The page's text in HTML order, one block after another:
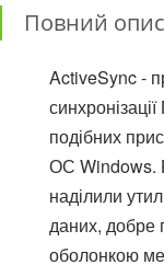
Повний опис
ActiveSync -
подібних
ОС Windows.
наділили
даних, добре
оболонкою